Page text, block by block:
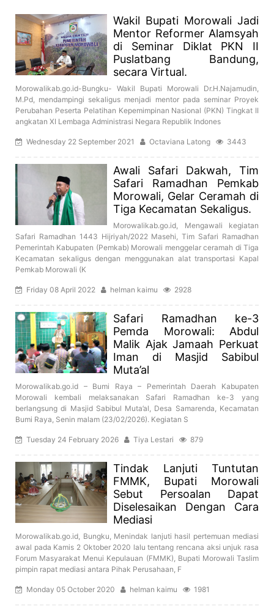
Wakil Bupati Morowali Jadi
Mentor Reformer Alamsyah
di Seminar Diklat PKN II
Puslatbang Bandung,
secara Virtual.
Morowalikab.go.id-Bungku- Wakil Bupati Morowali Dr.H.Najamudin,
M.Pd, mendampingi sekaligus menjadi mentor pada seminar Proyek
Perubahan Peserta Pelatihan Kepemimpinan Nasional (PKN) Tingkat II
angkatan XI Lembaga Administrasi Negara Republik Indones
Wednesday 22 September 2021 Octaviana Latong 3443
Awali Safari Dakwah, Tim
Safari Ramadhan Pemkab
Morowali, Gelar Ceramah di
Tiga Kecamatan Sekaligus.
Morowalikab.go.id, Mengawali kegiatan
Safari Ramadhan 1443 Hijriyah/2022 Masehi, Tim Safari Ramadhan
Pemerintah Kabupaten (Pemkab) Morowali menggelar ceramah di Tiga
Kecamatan sekaligus dengan menggunakan alat transportasi Kapal
Pemkab Morowali (K
Friday 08 April 2022 helman kaimu 2928
Safari Ramadhan ke-3
Pemda Morowali: Abdul
Malik Ajak Jamaah Perkuat
Iman di Masjid Sabibul
Muta’al
Morowalikab.go.id – Bumi Raya – Pemerintah Daerah Kabupaten
Morowali kembali melaksanakan Safari Ramadhan ke-3 yang
berlangsung di Masjid Sabibul Muta’al, Desa Samarenda, Kecamatan
Bumi Raya, Senin malam (23/02/2026). Kegiatan S
Tuesday 24 February 2026 Tiya Lestari 879
Tindak Lanjuti Tuntutan
FMMK, Bupati Morowali
Sebut Persoalan Dapat
Diselesaikan Dengan Cara
Mediasi
Morowalikab.go.id, Bungku, Menindak lanjuti hasil pertemuan mediasi
awal pada Kamis 2 Oktober 2020 lalu tentang rencana aksi unjuk rasa
Forum Masyarakat Menui Kepulauan (FMMK), Bupati Morowali Taslim
pimpin rapat mediasi antara Pihak Perusahaan, F
Monday 05 October 2020 helman kaimu 1981